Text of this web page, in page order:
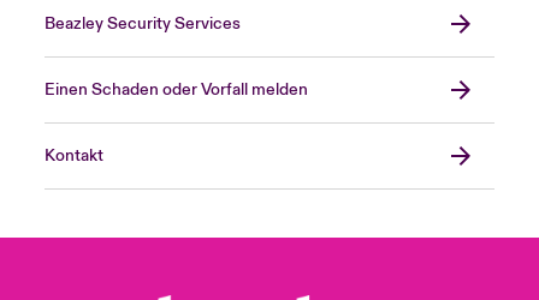
Beazley Security Services
Einen Schaden oder Vorfall melden
Kontakt